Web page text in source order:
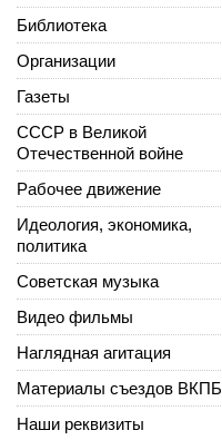
Библиотека
Организации
Газеты
СССР в Великой
Отечественной войне
Рабочее движение
Идеология, экономика,
политика
Советская музыка
Видео фильмы
Наглядная агитация
Материалы съездов ВКПБ
Наши реквизиты